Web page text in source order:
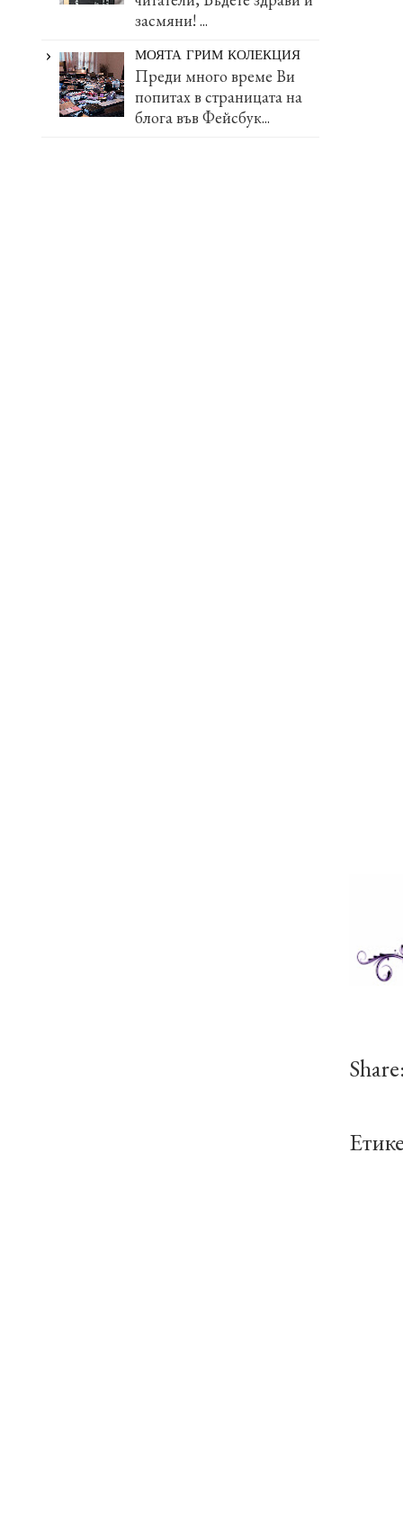
засмяни! ...
МОЯТА ГРИМ КОЛЕКЦИЯ
Преди много време Ви
попитах в страницата на
блога във Фейсбук...